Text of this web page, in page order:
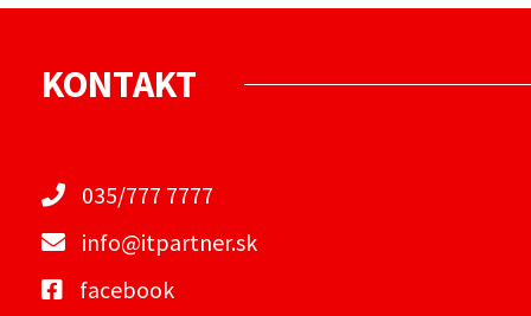
KONTAKT
035/777 7777
info@itpartner.sk
facebook